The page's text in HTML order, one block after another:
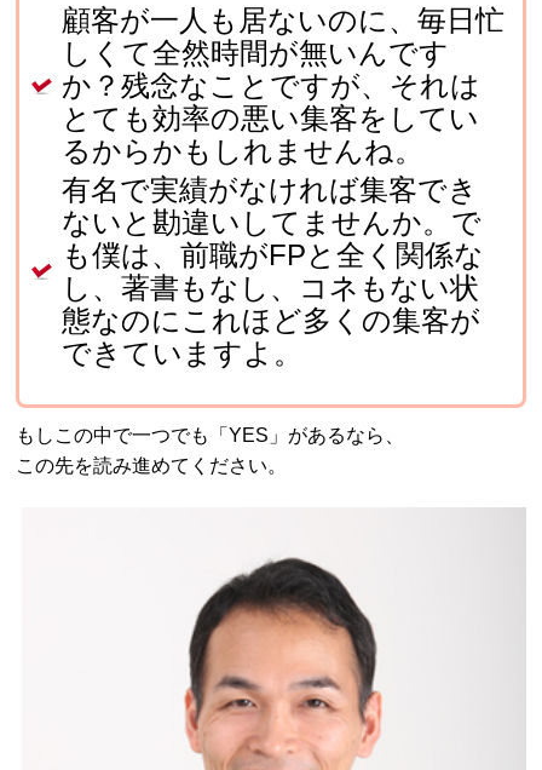
顧客が一人も居ないのに、毎日忙
しくて全然時間が無いんです
か？残念なことですが、それは
とても効率の悪い集客をしてい
るからかもしれませんね。
有名で実績がなければ集客でき
ないと勘違いしてませんか。で
も僕は、前職がFPと全く関係な
し、著書もなし、コネもない状
態なのにこれほど多くの集客が
できていますよ。
もしこの中で一つでも「YES」があるなら、
この先を読み進めてください。